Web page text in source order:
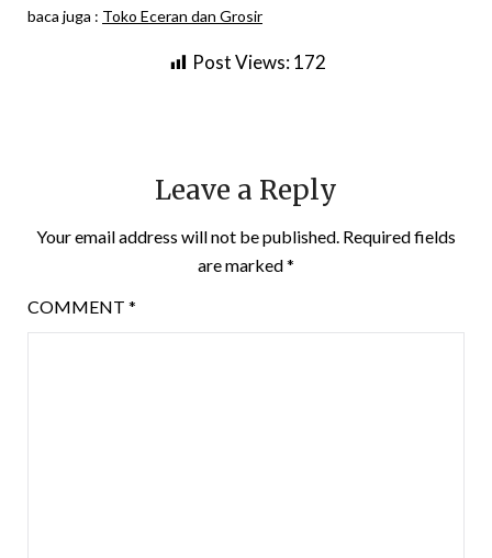
baca juga : Toko Eceran dan Grosir
Post Views: 172
Leave a Reply
Your email address will not be published. Required fields
are marked*
COMMENT *